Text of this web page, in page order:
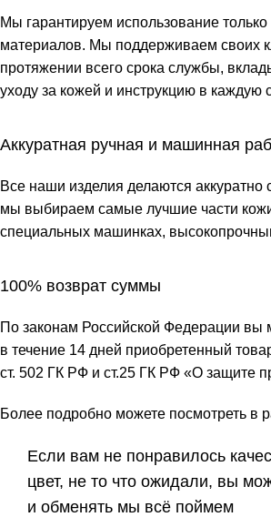
Мы гарантируем использование
материалов. Мы поддерживаем своих
протяжении всего срока службы,
уходу за кожей и инструкцию в каждую
Аккуратная ручная и машинная
Все наши изделия делаются аккуратно
мы выбираем самые лучшие части
специальных машинках,
100% возврат суммы
По законам Российской Федерации вы
в течение 14 дней приобретенный
ст. 502 ГК РФ и ст.25 ГК РФ «О защите
Более подробно можете посмотреть в
Если вам не понравилось
цвет, не то что ожидали, вы
и обменять мы всё поймем